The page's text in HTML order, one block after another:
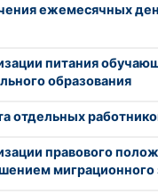
ежемесячных
питания
образования
отдельных
правового
миграционного